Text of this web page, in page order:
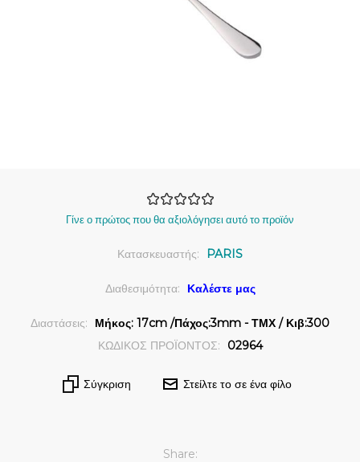
Γίνε ο πρώτος που θα αξιολόγησει αυτό το προϊόν
Κατασκευαστής: PARIS
Διαθεσιμότητα: Καλέστε μας
Διαστάσεις:
Μήκος: 17cm /Πάχος:3mm - ΤΜΧ / Κιβ:300
ΚΩΔΙΚΟΣ ΠΡΟΪΟΝΤΟΣ:
02964
Σύγκριση Στείλτε το σε ένα φίλο
Share: